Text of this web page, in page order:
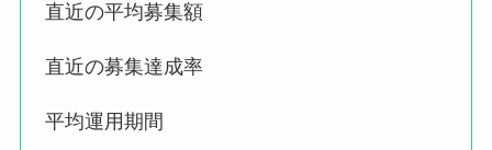
直近の平均募集額
直近の募集達成率
平均運用期間